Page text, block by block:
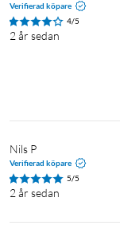
Verifierad köpare
4/5
2 år sedan
Nils P
Verifierad köpare
5/5
2 år sedan